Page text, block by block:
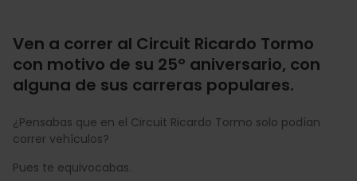
Ven a correr al Circuit Ricardo Tormo
con motivo de su 25º aniversario, con
alguna de sus carreras populares.
¿Pensabas que en el Circuit Ricardo Tormo solo podían
correr vehículos?
Pues te equivocabas.